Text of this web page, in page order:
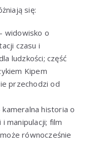
się:
widowisko o
czasu i
ludzkości; część
Kipem
przechodzi od
historia o
manipulacji; film
równocześnie